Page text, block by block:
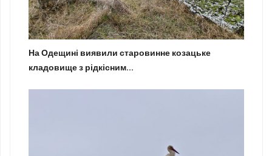
На Одещині виявили старовинне козацьке
кладовище з рідкісним...